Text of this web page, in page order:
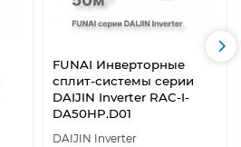
FUNAI Инверторные
сплит-системы серии
DAIJIN Inverter RAC-I-
DA50HP.D01
DAIJIN Inverter